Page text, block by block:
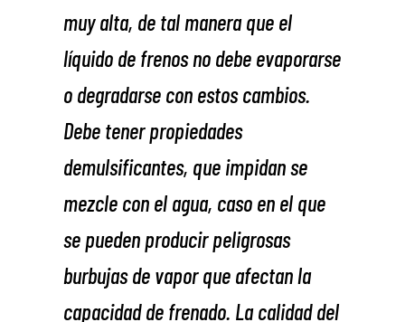
muy alta, de tal manera que el
líquido de frenos no debe evaporarse
o degradarse con estos cambios.
Debe tener propiedades
demulsificantes, que impidan se
mezcle con el agua, caso en el que
se pueden producir peligrosas
burbujas de vapor que afectan la
capacidad de frenado. La calidad del